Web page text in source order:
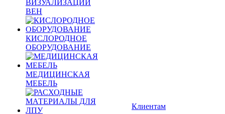
ВИЗУАЛИЗАЦИИ
ВЕН
КИСЛОРОДНОЕ
ОБОРУДОВАНИЕ
МЕДИЦИНСКАЯ
МЕБЕЛЬ
Клиентам